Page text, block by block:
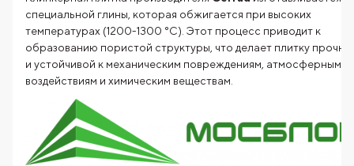
специальной глины, которая обжигается при высоких
температурах (1200-1300 °C). Этот процесс приводит к
образованию пористой структуры, что делает плитку
и устойчивой к механическим повреждениям, атмосферным
воздействиям и химическим веществам.